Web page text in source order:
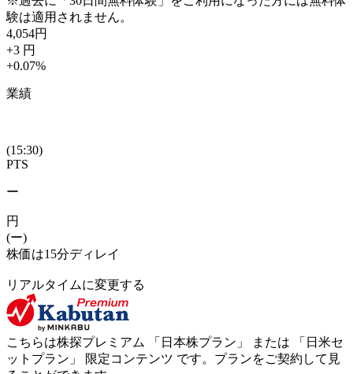
験は適用されません。
4,054円
+3 円
+0.07%
業績
(15:30)
PTS
ー
円
(ー)
株価は15分ディレイ
リアルタイムに変更する
こちらは株探プレミアム 「 日本株プラン 」 または 「 日米セ
ットプラン 」 限定コンテンツ です。プランをご契約して見